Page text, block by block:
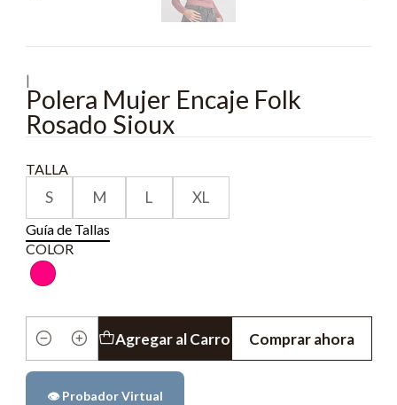
|
Polera Mujer Encaje Folk
Rosado Sioux
TALLA
S M L XL
Guía de Tallas
COLOR
Cantidad
Agregar al Carro Comprar ahora
👁️ Probador Virtual